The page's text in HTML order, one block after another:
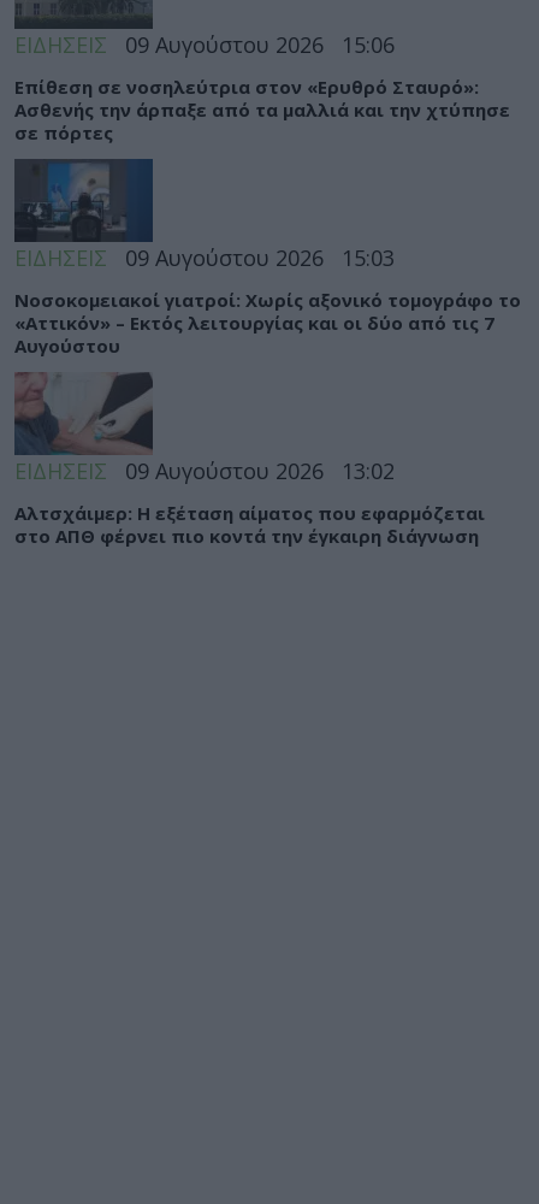
ΕΙΔΗΣΕΙΣ 09 Αυγούστου 2026 15:06
Eπίθεση σε νοσηλεύτρια στον «Ερυθρό Σταυρό»:
Ασθενής την άρπαξε από τα μαλλιά και την χτύπησε
σε πόρτες
ΕΙΔΗΣΕΙΣ 09 Αυγούστου 2026 15:03
Νοσοκομειακοί γιατροί: Χωρίς αξονικό τομογράφο το
«Αττικόν» – Εκτός λειτουργίας και οι δύο από τις 7
Αυγούστου
ΕΙΔΗΣΕΙΣ 09 Αυγούστου 2026 13:02
Αλτσχάιμερ: Η εξέταση αίματος που εφαρμόζεται
στο ΑΠΘ φέρνει πιο κοντά την έγκαιρη διάγνωση